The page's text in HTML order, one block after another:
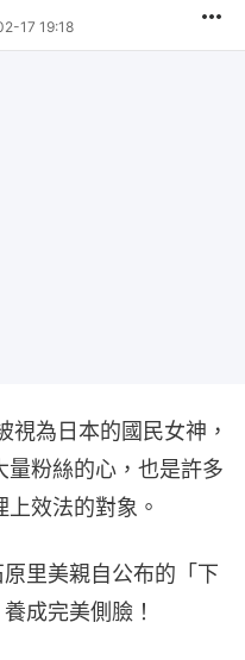
17 19:18
視為日本的國民女神，
粉絲的心，也是許多
效法的對象。
里美親自公布的「下
成完美側臉！